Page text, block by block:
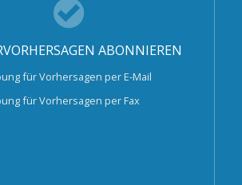
ABONNIEREN
für Vorhersagen per E-Mail
für Vorhersagen per Fax